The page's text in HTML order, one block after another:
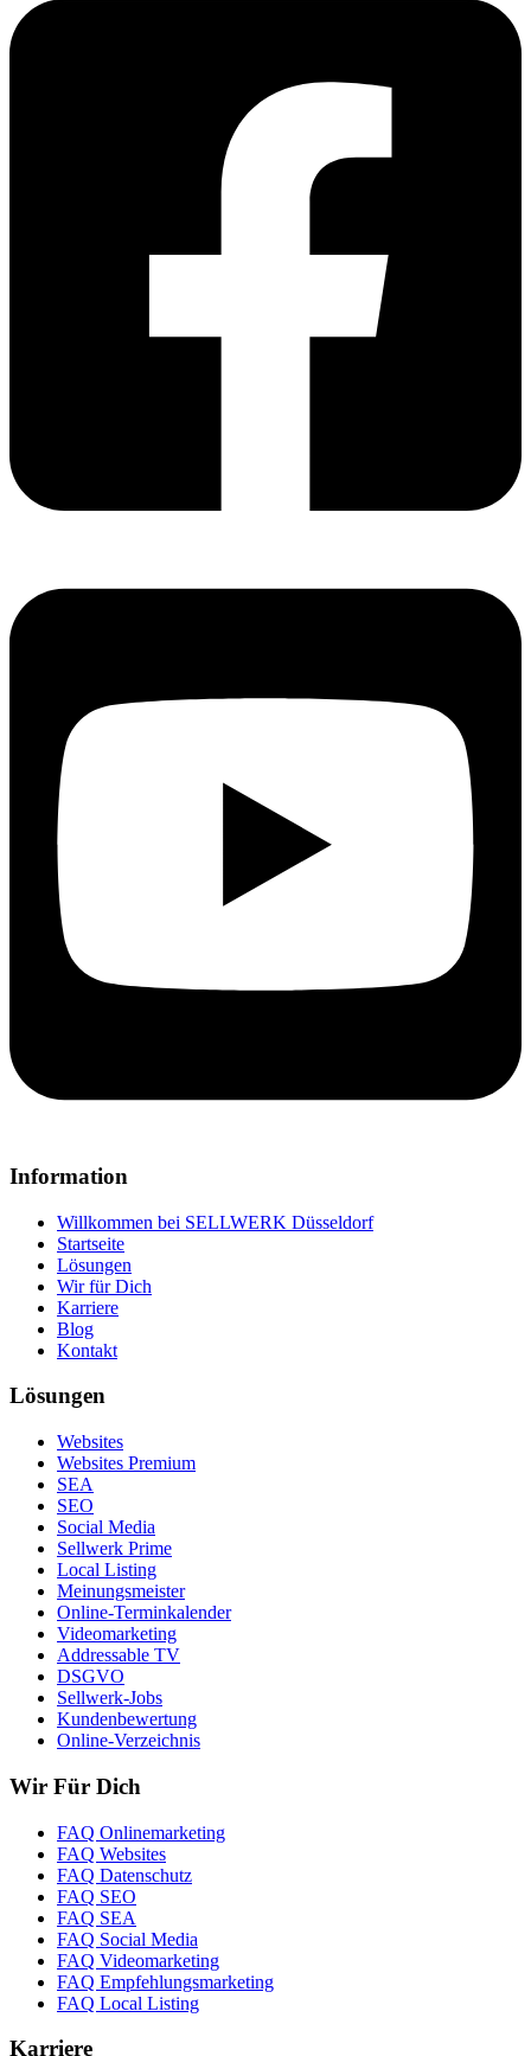
Information
Willkommen bei SELLWERK Düsseldorf
Startseite
Lösungen
Wir für Dich
Karriere
Blog
Kontakt
Lösungen
Websites
Websites Premium
SEA
SEO
Social Media
Sellwerk Prime
Local Listing
Meinungsmeister
Online-Terminkalender
Videomarketing
Addressable TV
DSGVO
Sellwerk-Jobs
Kundenbewertung
Online-Verzeichnis
Wir Für Dich
FAQ Onlinemarketing
FAQ Websites
FAQ Datenschutz
FAQ SEO
FAQ SEA
FAQ Social Media
FAQ Videomarketing
FAQ Empfehlungsmarketing
FAQ Local Listing
Karriere